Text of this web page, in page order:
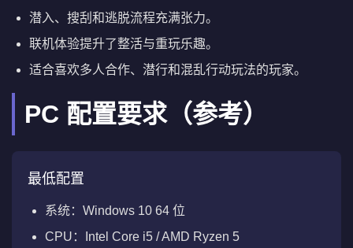
潜入、搜刮和逃脱流程充满张力。
联机体验提升了整活与重玩乐趣。
适合喜欢多人合作、潜行和混乱行动玩法的玩家。
PC 配置要求（参考）
最低配置
系统：Windows 10 64 位
CPU：Intel Core i5 / AMD Ryzen 5